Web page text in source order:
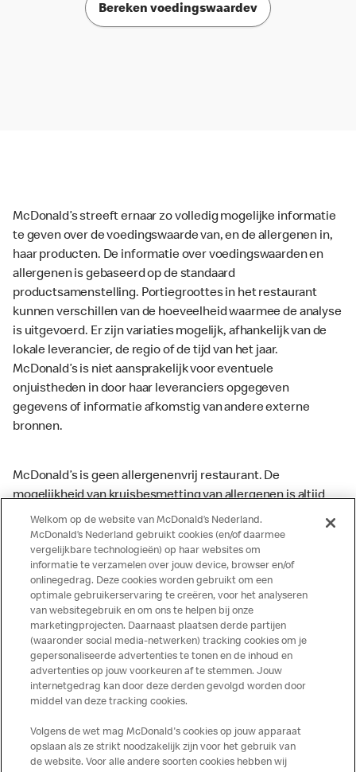
Bereken voedingswaardev
McDonald’s streeft ernaar zo volledig mogelijke informatie
te geven over de voedingswaarde van, en de allergenen in,
haar producten. De informatie over voedingswaarden en
allergenen is gebaseerd op de standaard
productsamenstelling. Portiegroottes in het restaurant
kunnen verschillen van de hoeveelheid waarmee de analyse
is uitgevoerd. Er zijn variaties mogelijk, afhankelijk van de
lokale leverancier, de regio of de tijd van het jaar.
McDonald’s is niet aansprakelijk voor eventuele
onjuistheden in door haar leveranciers opgegeven
gegevens of informatie afkomstig van andere externe
bronnen.
McDonald’s is geen allergenenvrij restaurant. De
mogelijkheid van kruisbesmetting van allergenen is altijd
aanwezig. McDonald’s kan zodoende niet garanderen dat
haar producten geen sporen van allergenen bevatten.
McDonald’s aanvaardt daarom geen aansprakelijkheid
indien een gast als gevolg van het binnenkrijgen van (een
spoor van) een allergeen lichamelijke klachten krijgt. Alle
producten kunnen sporen bevatten van dierlijke
ingrediënten. McDonald’s streeft er naar om de
voedingswaarde- en allergeneninformatie altijd up to date
te houden. De verstrekte informatie is alleen van
toepassing op de in Nederland verkochte producten. Voor
meer informatie over voedingswaarden en allergenen kijk
op de McDonald's website of in de McDonald’s App.
Publicatiefouten voorbehouden.
Welkom op de website van McDonald’s Nederland.
McDonald’s Nederland gebruikt cookies (en/of daarmee
vergelijkbare technologieën) op haar websites om
informatie te verzamelen over jouw device, browser en/of
onlinegedrag. Deze cookies worden gebruikt om een
optimale gebruikerservaring te creëren, voor het analyseren
van websitegebruik en om ons te helpen bij onze
marketingprojecten. Daarnaast plaatsen derde partijen
(waaronder social media-netwerken) tracking cookies om je
gepersonaliseerde advertenties te tonen en de inhoud en
advertenties op jouw voorkeuren af te stemmen. Jouw
internetgedrag kan door deze derden gevolgd worden door
middel van deze tracking cookies.
Volgens de wet mag McDonald's cookies op jouw apparaat
opslaan als ze strikt noodzakelijk zijn voor het gebruik van
de website. Voor alle andere soorten cookies hebben wij